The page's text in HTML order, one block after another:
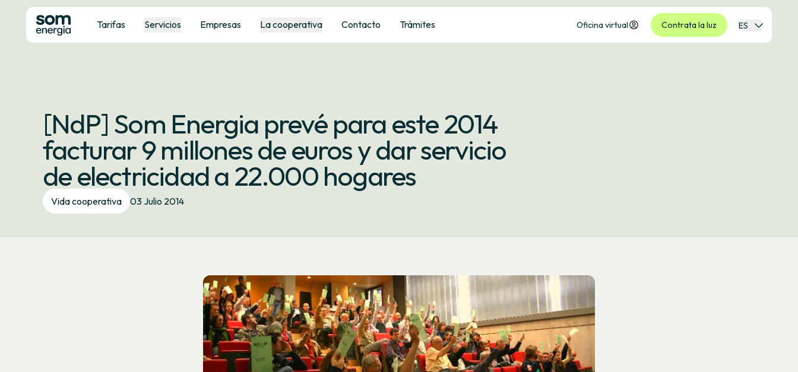
Tarifas Servicios Empresas La cooperativa Contacto Trámites Oficina virtual Contrata la luz ES
[NdP] Som Energia prevé para este 2014
facturar 9 millones de euros y dar servicio
de electricidad a 22.000 hogares
Vida cooperativa 03 Julio 2014